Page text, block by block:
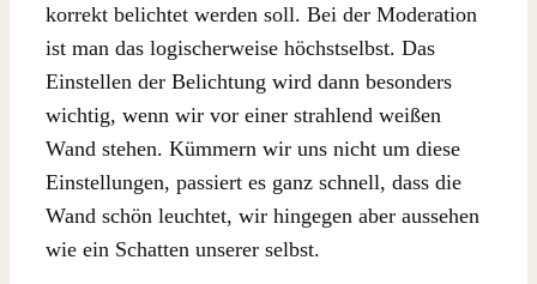
korrekt belichtet werden soll. Bei der Moderation
ist man das logischerweise höchstselbst. Das
Einstellen der Belichtung wird dann besonders
wichtig, wenn wir vor einer strahlend weißen
Wand stehen. Kümmern wir uns nicht um diese
Einstellungen, passiert es ganz schnell, dass die
Wand schön leuchtet, wir hingegen aber aussehen
wie ein Schatten unserer selbst.